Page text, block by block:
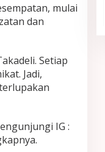
mulai
dan
Setiap
Jadi,
IG :